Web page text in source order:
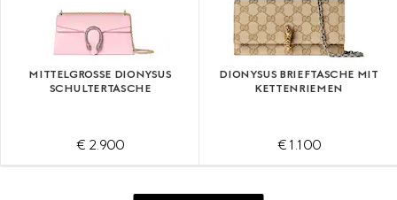
MITTELGROSSE DIONYSUS S
CHULTERTASCHE
€ 2.900
DIONYSUS BRIEFTASCHE MIT
KETTENRIEMEN
€ 1.100